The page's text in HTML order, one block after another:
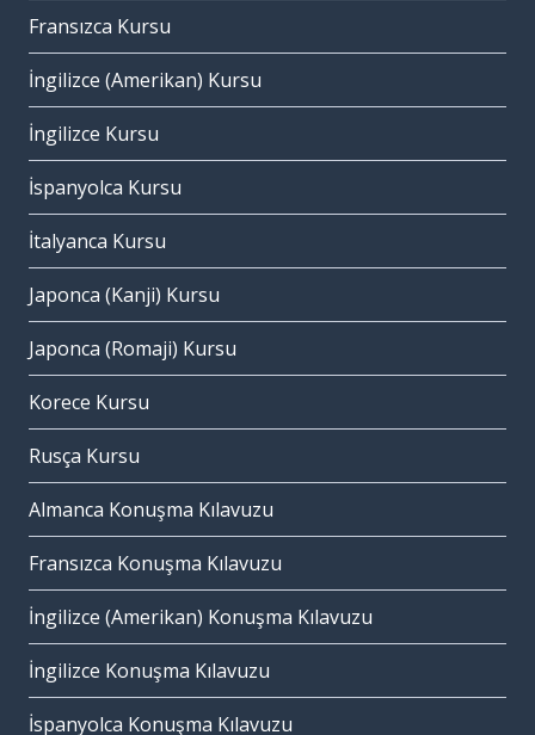
Fransızca Kursu
İngilizce (Amerikan) Kursu
İngilizce Kursu
İspanyolca Kursu
İtalyanca Kursu
Japonca (Kanji) Kursu
Japonca (Romaji) Kursu
Korece Kursu
Rusça Kursu
Almanca Konuşma Kılavuzu
Fransızca Konuşma Kılavuzu
İngilizce (Amerikan) Konuşma Kılavuzu
İngilizce Konuşma Kılavuzu
İspanyolca Konuşma Kılavuzu